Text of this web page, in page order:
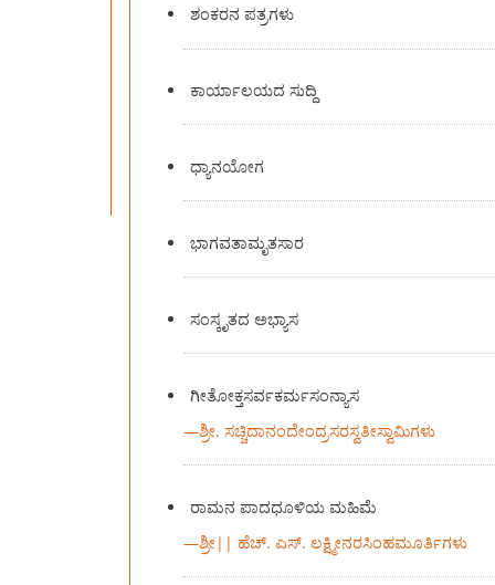
ಶಂಕರನ ಪತ್ರಗಳು
ಕಾರ್ಯಾಲಯದ ಸುದ್ದಿ
ಧ್ಯಾನಯೋಗ
ಭಾಗವತಾಮೃತಸಾರ
ಸಂಸ್ಕೃತದ ಅಭ್ಯಾಸ
ಗೀತೋಕ್ತಸರ್ವಕರ್ಮಸಂನ್ಯಾಸ
—ಶ್ರೀ. ಸಚ್ಚಿದಾನಂದೇಂದ್ರಸರಸ್ವತೀಸ್ವಾಮಿಗಳು
ರಾಮನ ಪಾದಧೂಳಿಯ ಮಹಿಮೆ
—ಶ್ರೀ|| ಹೆಚ್. ಎಸ್. ಲಕ್ಷ್ಮೀನರಸಿಂಹಮೂರ್ತಿಗಳು